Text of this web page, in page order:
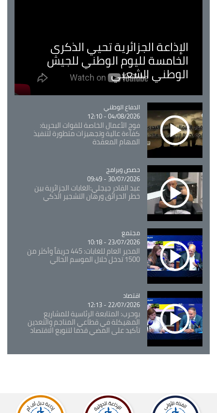
الإذاعة الجزائرية تحيي الذكرى
الخامسة لليوم الوطني للجيش
الوطني الشعبي
Catégorie
الدفاع الوطني
04/08/2026 - 12:10
فوج الأعمال الخاصة للقوات البحرية:
كفاءة عالية وتجهيزات متطورة لتنفيذ
المهام المعقدة
Catégorie
حصص وبرامج
30/07/2026 - 09:49
عبد القادر جيجلي:الغابات الجزائرية بين
خطر الحرائق ورهان التشجير الذكي
Catégorie
مجتمع
23/07/2026 - 10:18
المدير العام للغابات: 445 حريقاً وأكثر من
1500 تدخل خلال الموسم الحالي
Catégorie
اقتصاد
22/07/2026 - 12:13
بوحرب: المتابعة الرئاسية للمشاريع
المهيكلة في قطاعي المناجم والتعدين
تأكيد على المضي قدما لتنويع الاقتصاد